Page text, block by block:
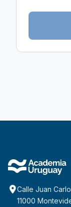
Calle Juan
11000